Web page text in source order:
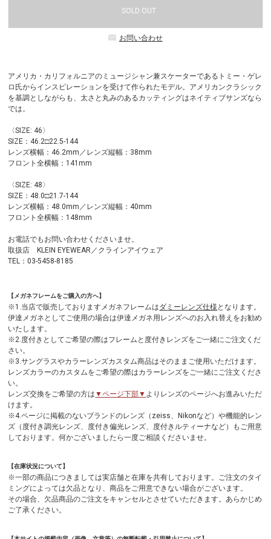
SOLD OUT
お問い合わせ
アメリカ・カリフォルニアのミュージシャン兼スケーターであるトミー・ゲレ
ロ氏からインスピレーションを受けて作られたモデル。アメリカンクラシック
を基調としながらも、太さと丸みのあるカッティングはネイティブサンズなら
では。
〈SIZE: 46〉
SIZE：46.2□22.5-144
レンズ横幅：46.2mm／レンズ縦幅：38mm
フロント全横幅：141mm
〈SIZE: 48〉
SIZE：48.0□21.7-144
レンズ横幅：48.0mm／レンズ縦幅：40mm
フロント全横幅：148mm
お電話でもお問い合わせくださいませ。
取扱店 KLEIN EYEWEAR／クラインアイウェア
TEL：03-5458-8185
【メガネフレームをご購入の方へ】
※1.当店で販売しておりますメガネフレームはダミーレンズ仕様 となります。
伊達メガネとしてご使用の場合は伊達メガネ用レンズへのお入れ替えをお勧め
いたします。
※2.度付きとしてご希望の際はフレームと度付きレンズをご一緒にご注文くだ
さい。
※3.サングラスやカラーレンズカスタム商品はそのままご使用いただけます。
レンズカラーのカスタムをご希望の際はカラーレンズをご一緒にご注文くださ
い。
レンズ交換をご希望の方は ▼ページ下部▼ よりレンズのページへお進みいただ
けます。
※4.ページに掲載のないブランドのレンズ（zeiss、Nikonなど）や機能的レン
ズ（度付き調光レンズ、度付き偏光レンズ、度付きルティーナなど）もご用意
しております。何かございましたら一度ご相談くださいませ。
【在庫状況について】
※一部の商品につきましては実店舗と在庫を共有しております。ご注文のタイ
ミングによっては欠品となり、商品をご用意できない場合がございます。
その場合、欠品商品のご注文をキャンセルとさせていただきます。あらかじめ
ご了承ください。